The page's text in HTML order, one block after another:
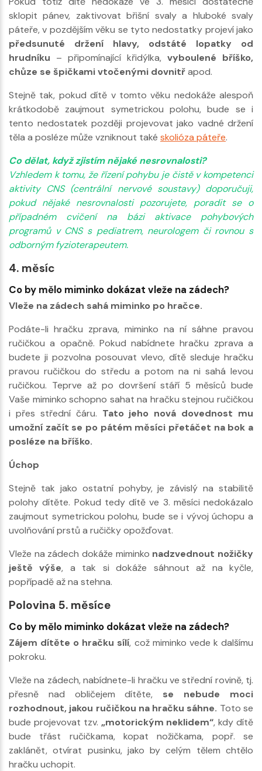
sklopit pánev, zaktivovat břišní svaly a hluboké svaly
páteře, v pozdějším věku se tyto nedostatky projeví jako
předsunuté držení hlavy, odstáté lopatky od
hrudníku – připomínající křidýlka, vyboulené bříško,
chůze se špičkami vtočenými dovnitřapod.
Stejně tak, pokud dítě v tomto věku nedokáže alespoň
krátkodobě zaujmout symetrickou polohu, bude se i
tento nedostatek později projevovat jako vadné držení
těla a posléze může vzniknout také skolióza páteře.
Co dělat, když zjistím nějaké nesrovnalosti?
Vzhledem k tomu, že řízení pohybu je čistě v kompetenci
aktivity CNS (centrální nervové soustavy) doporučuji,
pokud nějaké nesrovnalosti pozorujete, poradit se o
případném cvičení na bázi aktivace pohybových
programů v CNS s pediatrem, neurologem či rovnou s
odborným fyzioterapeutem.
4. měsíc
Co by mělo miminko dokázat vleže na zádech?
Vleže na zádech sahá miminko po hračce.
Podáte-li hračku zprava, miminko na ní sáhne pravou
ručičkou a opačně. Pokud nabídnete hračku zprava a
budete ji pozvolna posouvat vlevo, dítě sleduje hračku
pravou ručičkou do středu a potom na ni sahá levou
ručičkou. Teprve až po dovršení stáří 5 měsíců bude
Vaše miminko schopno sahat na hračku stejnou ručičkou
i přes střední čáru. Tato jeho nová dovednost mu
umožní začít se po pátém měsíci přetáčet na bok a
posléze na bříško.
Úchop
Stejně tak jako ostatní pohyby, je závislý na stabilitě
polohy dítěte. Pokud tedy dítě ve 3. měsíci nedokázalo
zaujmout symetrickou polohu, bude se i vývoj úchopu a
uvolňování prstů a ručičky opožďovat.
Vleže na zádech dokáže miminko nadzvednout nožičky
ještě výše, a tak si dokáže sáhnout až na kyčle,
popřípadě až na stehna.
Polovina 5. měsíce
Co by mělo miminko dokázat vleže na zádech?
Zájem dítěte o hračku sílí, což miminko vede k dalšímu
pokroku.
Vleže na zádech, nabídnete-li hračku ve střední rovině, tj.
přesně nad obličejem dítěte, se nebude moci
rozhodnout, jakou ručičkou na hračku sáhne. Toto se
bude projevovat tzv. „motorickým neklidem“, kdy dítě
bude třást ručičkama, kopat nožičkama, popř. se
zaklánět, otvírat pusinku, jako by celým tělem chtělo
hračku uchopit.